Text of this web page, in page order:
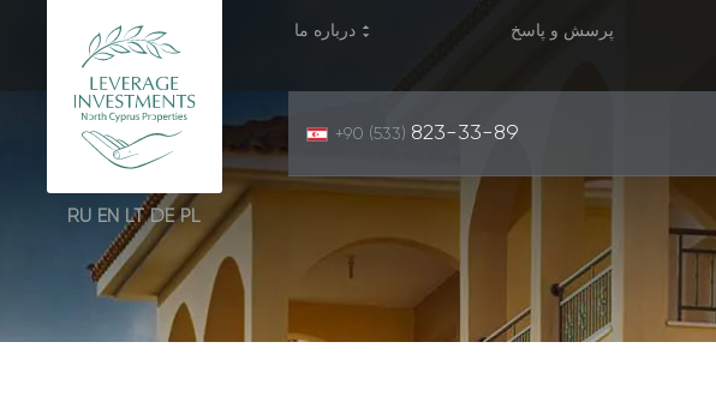
درباره ما پرسش و پاسخ
+90 (533) 823-33-89
RU EN LT DE PL